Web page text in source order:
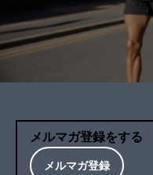
メルマガ登録をする
メルマガ登録